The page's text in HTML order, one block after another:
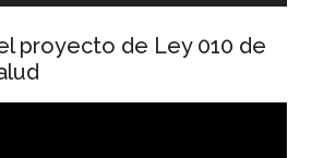
proyecto de Ley 010 de